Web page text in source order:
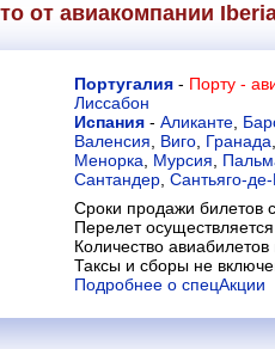
от авиакомпании
Португалия - Порту -
Лиссабон
Испания - Аликанте
Валенсия
Виго Гранада
Менорка
Мурсия
Сантандер Сантьяго-
Сроки продажи билетов
Перелет
Количество
Таксы и сборы не
Подробнее о спецАкции